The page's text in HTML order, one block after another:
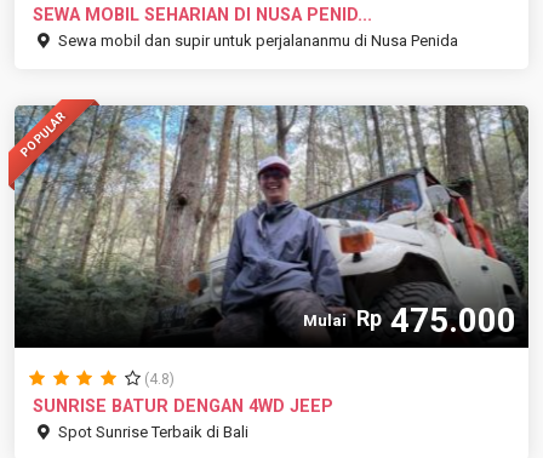
SEWA MOBIL SEHARIAN DI NUSA PENID...
Sewa mobil dan supir untuk perjalananmu di Nusa Penida
POPULAR
Mulai Rp475.000
(4.8)
SUNRISE BATUR DENGAN 4WD JEEP
Spot Sunrise Terbaik di Bali